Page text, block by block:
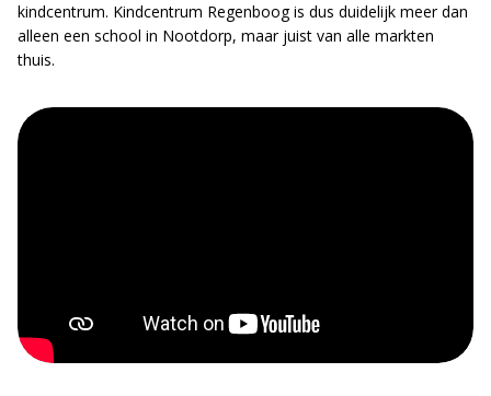
kindcentrum. Kindcentrum Regenboog is dus duidelijk meer dan
alleen een school in Nootdorp, maar juist van alle markten
thuis.